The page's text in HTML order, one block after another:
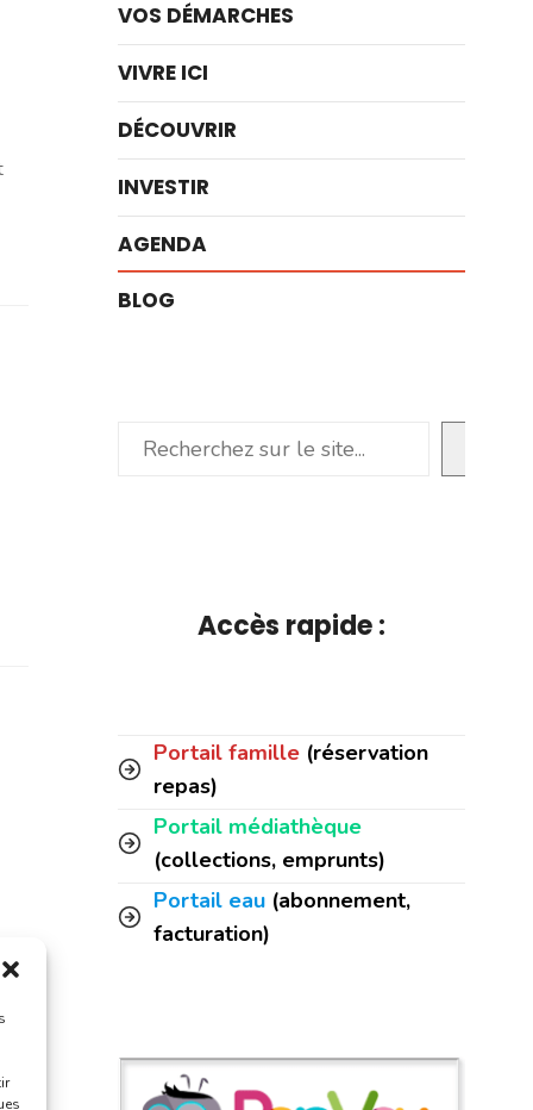
VOS DÉMARCHES
VIVRE ICI
DÉCOUVRIR
INVESTIR
AGENDA
BLOG
Rechercher
Accès rapide :
Portail famille (réservation
repas)
Portail médiathèque
(collections, emprunts)
Portail eau (abonnement,
facturation)